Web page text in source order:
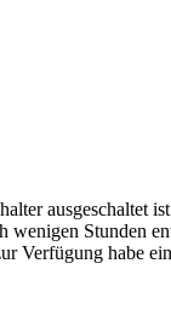
ausgeschaltet
wenigen Stunden
Verfügung habe